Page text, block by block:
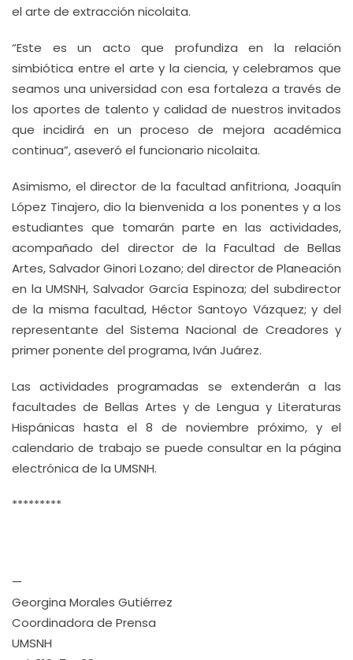
el arte de extracción nicolaita.
“Este es un acto que profundiza en la relación
simbiótica entre el arte y la ciencia, y celebramos que
seamos una universidad con esa fortaleza a través de
los aportes de talento y calidad de nuestros invitados
que incidirá en un proceso de mejora académica
continua”, aseveró el funcionario nicolaita.
Asimismo, el director de la facultad anfitriona, Joaquín
López Tinajero, dio la bienvenida a los ponentes y a los
estudiantes que tomarán parte en las actividades,
acompañado del director de la Facultad de Bellas
Artes, Salvador Ginori Lozano; del director de Planeación
en la UMSNH, Salvador García Espinoza; del subdirector
de la misma facultad, Héctor Santoyo Vázquez; y del
representante del Sistema Nacional de Creadores y
primer ponente del programa, Iván Juárez.
Las actividades programadas se extenderán a las
facultades de Bellas Artes y de Lengua y Literaturas
Hispánicas hasta el 8 de noviembre próximo, y el
calendario de trabajo se puede consultar en la página
electrónica de la UMSNH.
*********
—
Georgina Morales Gutiérrez
Coordinadora de Prensa
UMSNH